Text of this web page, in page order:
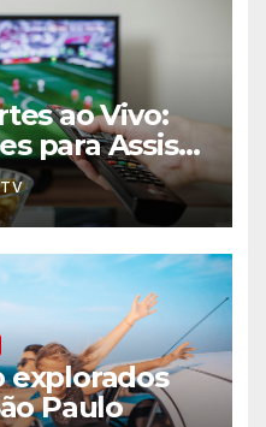
ao Vivo:
para Assistir
explorados
Paulo